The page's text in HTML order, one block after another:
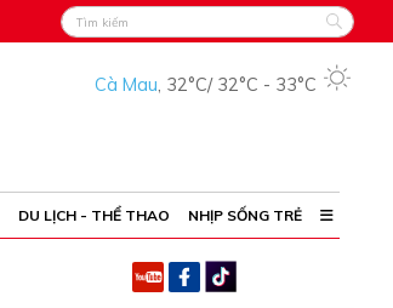
Cà Mau, 32°C/ 32°C - 33°C
DU LỊCH - THỂ THAO NHỊP SỐNG TRẺ